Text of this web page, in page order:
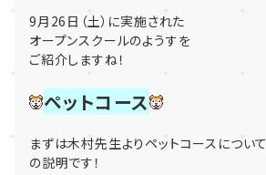
9月26日（土）に実施された
オープンスクールのようすを
ご紹介しますね！
ペットコース
まずは木村先生よりペットコースについて
の説明です！